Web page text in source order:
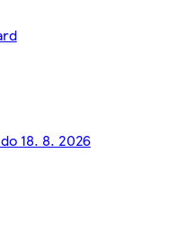
18. 8. 2026